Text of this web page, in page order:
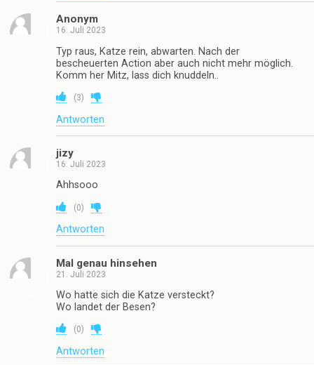
Anonym
16. Juli 2023
Typ raus, Katze rein, abwarten. Nach der
bescheuerten Action aber auch nicht mehr möglich.
Komm her Mitz, lass dich knuddeln..
(3)
Antworten
jizy
16. Juli 2023
Ahhsooo
(0)
Antworten
Mal genau hinsehen
21. Juli 2023
Wo hatte sich die Katze versteckt?
Wo landet der Besen?
(0)
Antworten